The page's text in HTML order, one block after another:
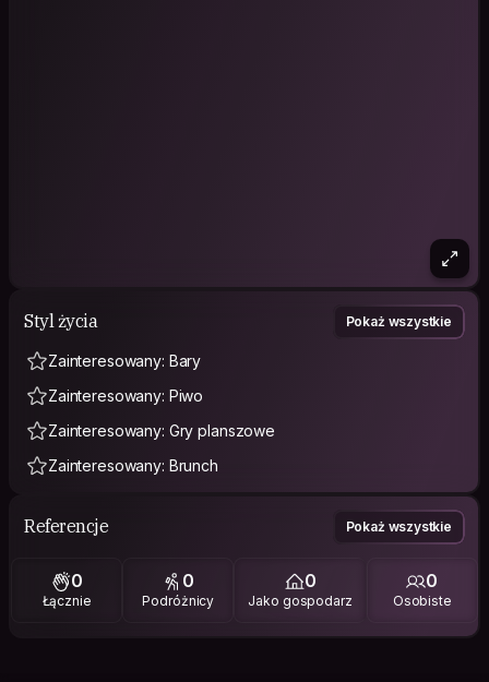
Styl życia Pokaż wszystkie
Zainteresowany: Bary
Zainteresowany: Piwo
Zainteresowany: Gry planszowe
Zainteresowany: Brunch
Referencje Pokaż wszystkie
0
Łącznie
0
Podróżnicy
0
Jako gospodarz
0
Osobiste